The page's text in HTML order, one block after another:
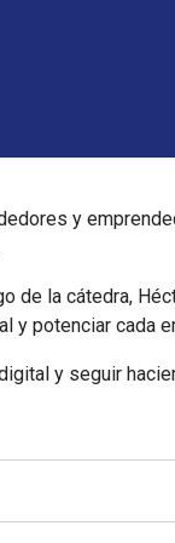
y
de la cátedra,
y potenciar cada
y seguir